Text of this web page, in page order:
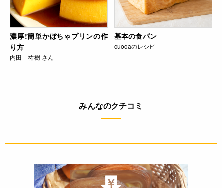
濃厚!簡単かぼちゃプリンの作
り方
内田 祐樹 さん
基本の食パン
cuocaのレシピ
みんなのクチコミ